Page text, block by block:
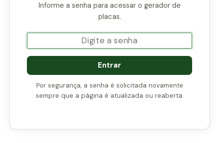
Informe a senha para acessar o gerador de
placas.
SENHA DE ACESSO
Entrar
Por segurança, a senha é solicitada novamente
sempre que a página é atualizada ou reaberta.